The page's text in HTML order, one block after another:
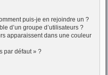
puis-je en rejoindre un ?
d’un groupe d’utilisateurs ?
apparaissent dans une couleur
par défaut » ?